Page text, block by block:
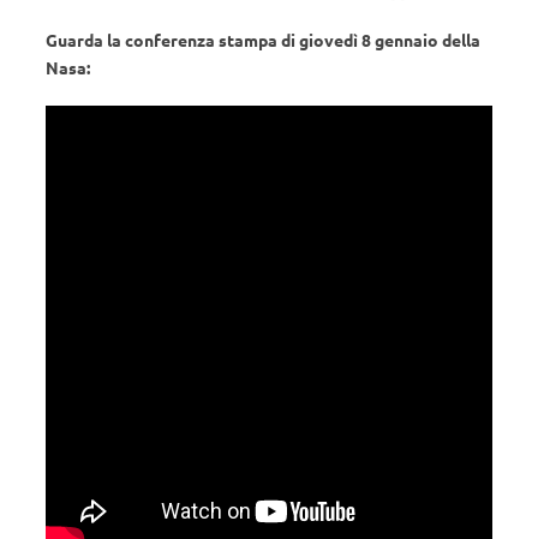
Guarda la conferenza stampa di giovedì 8 gennaio della
Nasa: